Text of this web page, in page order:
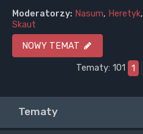
Moderatorzy: Nasum, Heretyk,
Skaut
NOWY TEMAT
Tematy: 101
1
Tematy